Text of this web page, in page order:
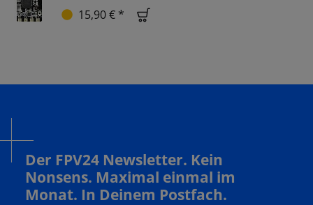
15,90 € *
Der FPV24 Newsletter. Kein
Nonsens. Maximal einmal im
Monat. In Deinem Postfach.